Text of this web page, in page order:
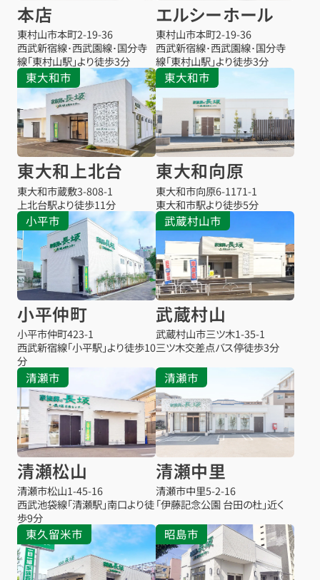
本店
東村山市本町2-19-36
西武新宿線･西武園線･国分寺
線「東村山駅」より徒歩3分
エルシーホール
東村山市本町2-19-36
西武新宿線･西武園線･国分寺
線「東村山駅」より徒歩3分
東大和市
東大和上北台
東大和市蔵敷3-808-1
上北台駅より徒歩11分
東大和市
東大和向原
東大和市向原6-1171-1
東大和市駅より徒歩5分
小平市
小平仲町
小平市仲町423-1
西武新宿線「小平駅」より徒歩10
分
武蔵村山市
武蔵村山
武蔵村山市三ツ木1-35-1
三ツ木交差点バス停徒歩3分
清瀬市
清瀬松山
清瀬市松山1-45-16
西武池袋線「清瀬駅」南口より徒
歩9分
清瀬市
清瀬中里
清瀬市中里5-2-16
「伊藤記念公園 台田の杜」近く
東久留米市 昭島市